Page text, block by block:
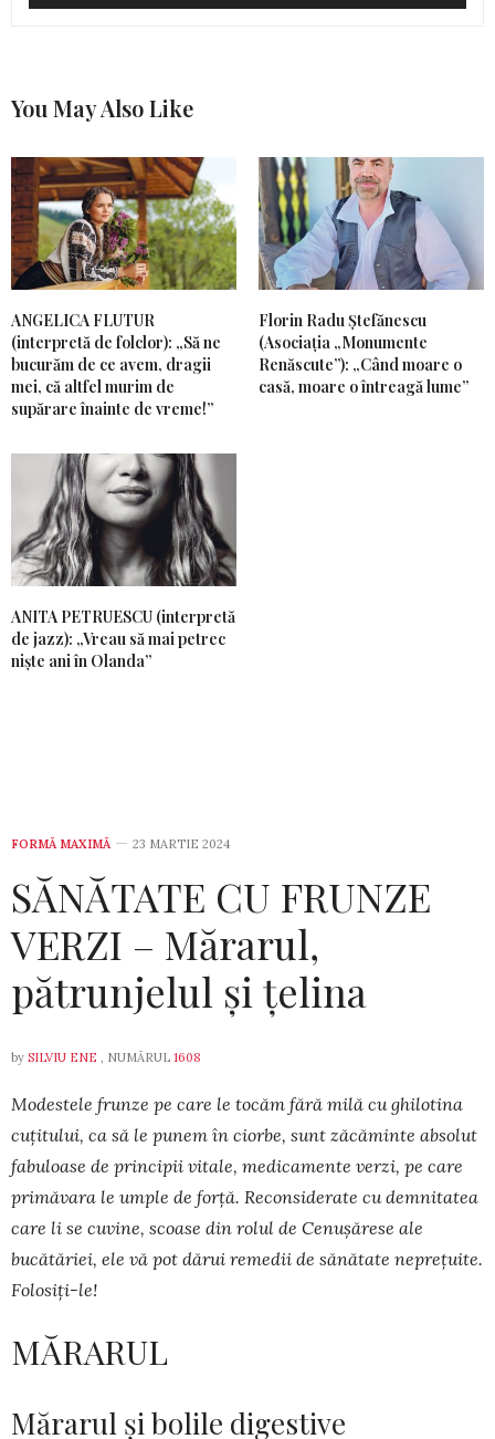
You May Also Like
ANGELICA FLUTUR
(interpretă de folclor): „Să ne
bucurăm de ce avem, dragii
mei, că altfel murim de
supărare înainte de vreme!”
Florin Radu Ștefănescu
(Asociația „Monumente
Renăscute”): „Când moare o
casă, moare o întreagă lume”
ANITA PETRUESCU (interpretă
de jazz): „Vreau să mai petrec
niște ani în Olanda”
FORMĂ MAXIMĂ 23 MARTIE 2024
SĂNĂTATE CU FRUNZE
VERZI – Mărarul,
pătrunjelul și țelina
by SILVIU ENE , NUMĂRUL 1608
Modestele frunze pe care le tocăm fără mi­lă cu ghilotina
cuțitului, ca să le pu­nem în ciorbe, sunt zăcă­min­te absolut
fabuloase de principii vitale, medica­mente verzi, pe care
primăvara le umple de forță. Re­con­siderate cu demnitatea
care li se cuvine, scoase din rolul de Cenușărese ale
bucătăriei, ele vă pot dărui remedii de sănătate neprețuite.
Folosiți-le!
MĂRARUL
Mărarul și bolile digestive